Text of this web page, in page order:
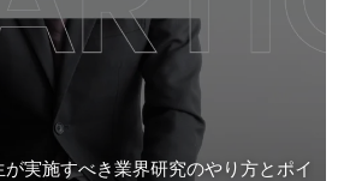
が実施すべき業界研究のやり方とポイ